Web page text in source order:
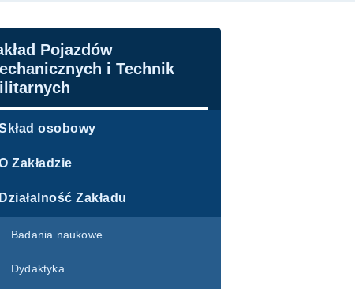
Pojazdów
i Technik
osobowy
Zakładzie
Działalność Zakładu
Badania naukowe
Dydaktyka